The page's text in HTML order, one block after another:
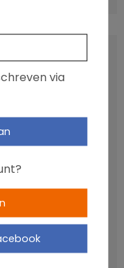
via